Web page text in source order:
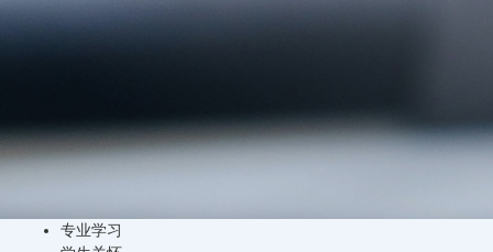
专业学习